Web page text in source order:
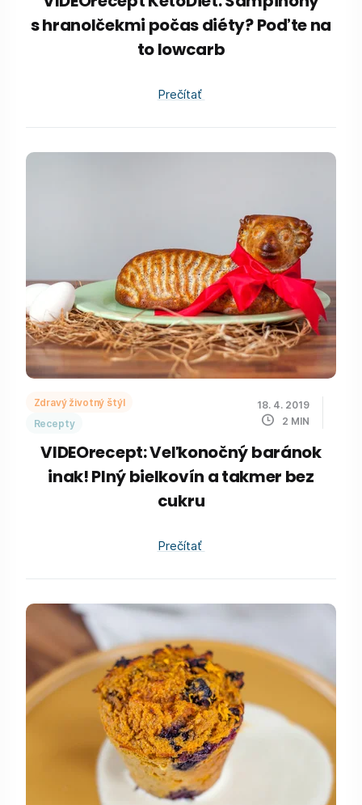
s hranolčekmi počas diéty? Poďte na
to lowcarb
Prečítať
Zdravý životný štýl
Recepty
18. 4. 2019
2 MIN
VIDEOrecept: Veľkonočný baránok
inak! Plný bielkovín a takmer bez
cukru
Prečítať